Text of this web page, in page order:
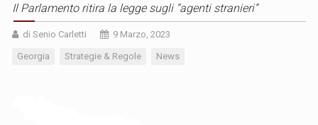
Il Parlamento ritira la legge sugli “agenti stranieri”
di Senio Carletti 9 Marzo, 2023
Georgia Strategie & Regole News